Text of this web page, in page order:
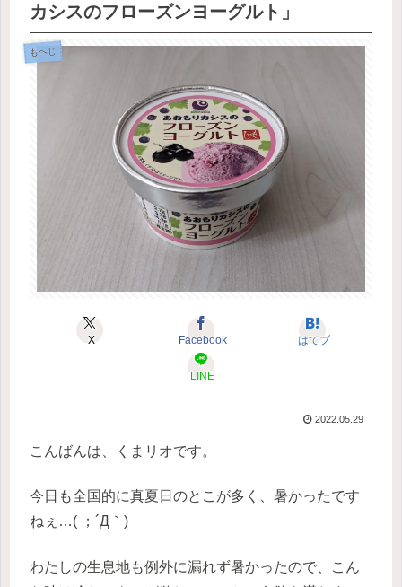
カシスのフローズンヨーグルト」
もへじ
X Facebook はてブ
LINE
2022.05.29
こんばんは、くまリオです。
今日も全国的に真夏日のとこが多く、暑かったです
ねぇ…( ；´Д｀)
わたしの生息地も例外に漏れず暑かったので、こん